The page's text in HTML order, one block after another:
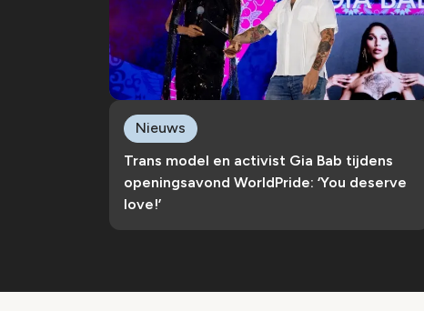
Trans model en activist Gia Bab tijdens
openingsavond WorldPride: ‘You deserve
love!’
Nieuws